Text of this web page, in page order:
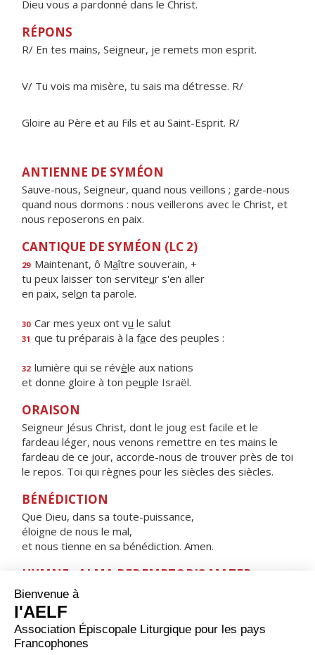
Dieu vous a pardonné dans le Christ.
RÉPONS
R/ En tes mains, Seigneur, je remets mon esprit.
V/ Tu vois ma misère, tu sais ma détresse. R/
Gloire au Père et au Fils et au Saint-Esprit. R/
ANTIENNE DE SYMÉON
Sauve-nous, Seigneur, quand nous veillons ; garde-nous
quand nous dormons : nous veillerons avec le Christ, et
nous reposerons en paix.
CANTIQUE DE SYMÉON (LC 2)
29 Maintenant, ô Maître souverain, +
tu peux laisser ton serviteur s'en aller
en paix, selon ta parole.
30 Car mes yeux ont vu le salut
31 que tu préparais à la face des peuples :
32 lumière qui se révèle aux nations
et donne gloire à ton peuple Israël.
ORAISON
Seigneur Jésus Christ, dont le joug est facile et le
fardeau léger, nous venons remettre en tes mains le
fardeau de ce jour, accorde-nous de trouver près de toi
le repos. Toi qui règnes pour les siècles des siècles.
BÉNÉDICTION
Que Dieu, dans sa toute-puissance,
éloigne de nous le mal,
et nous tienne en sa bénédiction. Amen.
HYMNE : ALMA REDEMPTORIS MATER,
Alma Redemptoris Mater,
quæ pervia cæli porta manes, et stella maris,
succurre cadenti, surgere qui curat, populo :
tu quæ genuisti, natura mirante,
tuum sanctum Genitorem,